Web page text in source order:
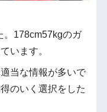
。178cm57kgのガ
います。
当な情報が多いで
のいく選択をした